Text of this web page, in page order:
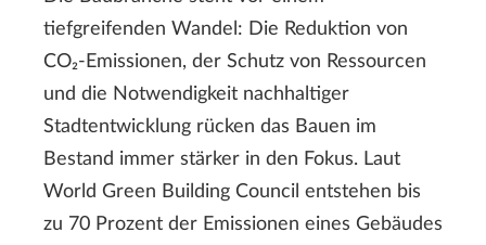
tiefgreifenden Wandel: Die Reduktion von
CO₂-Emissionen, der Schutz von Ressourcen
und die Notwendigkeit nachhaltiger
Stadtentwicklung rücken das Bauen im
Bestand immer stärker in den Fokus. Laut
World Green Building Council entstehen bis
zu 70 Prozent der Emissionen eines Gebäudes